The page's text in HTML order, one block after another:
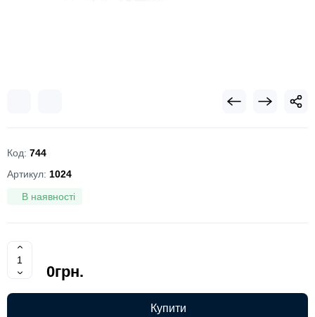
Код: 744
Артикул: 1024
В наявності
0грн.
Купити